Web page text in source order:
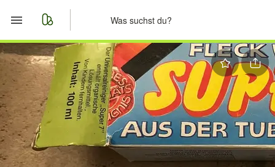
Start
Merkliste
Nachrichten
Anzeige aufgeben